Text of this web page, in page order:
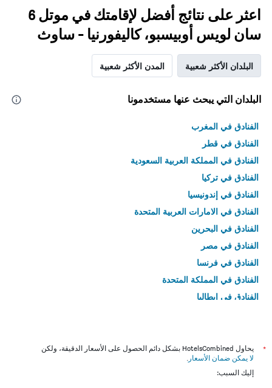
اعثر على نتائج أفضل لإقامتك في موتل 6
سان لويس أوبيسبو، كاليفورنيا - ساوث
البلدان الأكثر شعبية المدن الأكثر شعبية
البلدان التي يبحث عنها مستخدمونا
الفنادق في المغرب
الفنادق في قطر
الفنادق في المملكة العربية السعودية
الفنادق في تركيا
الفنادق في إندونيسيا
الفنادق في الامارات العربية المتحدة
الفنادق في البحرين
الفنادق في مصر
الفنادق في فرنسا
الفنادق في المملكة المتحدة
الفنادق في إيطاليا
*
يحاول HotelsCombined بشكل دائم الحصول على الأسعار الدقيقة، ولكن
لا يمكن ضمان الأسعار .
إليك السبب: